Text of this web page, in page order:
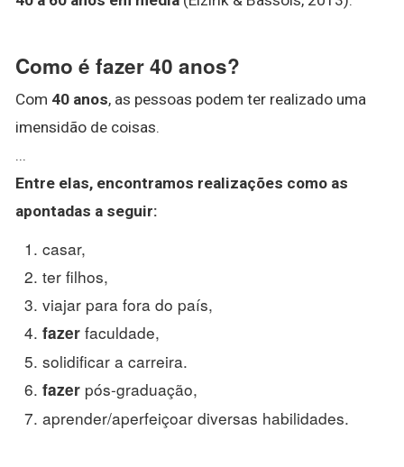
Como é fazer 40 anos?
Com 40 anos, as pessoas podem ter realizado uma
imensidão de coisas.
...
Entre elas, encontramos realizações como as
apontadas a seguir:
casar,
ter filhos,
viajar para fora do país,
fazer faculdade,
solidificar a carreira.
fazer pós-graduação,
aprender/aperfeiçoar diversas habilidades.